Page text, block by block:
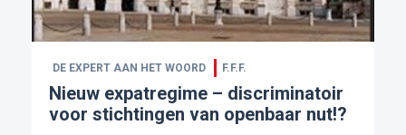
DE EXPERT AAN HET WOORD F.F.F.
Nieuw expatregime – discriminatoir
voor stichtingen van openbaar nut!?